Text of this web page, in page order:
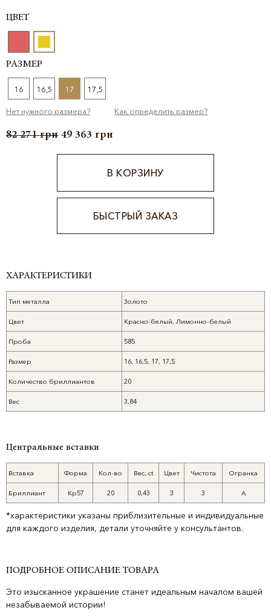
ЦВЕТ
РАЗМЕР
16 16,5 17 17,5
Нет нужного размера? Как определить размер?
82 271грн 49 363 грн
В КОРЗИНУ
БЫСТРЫЙ ЗАКАЗ
ХАРАКТЕРИСТИКИ
Тип металла Золото
Цвет Красно-белый, Лимонно-белый
Проба 585
Размер 16, 16,5, 17, 17,5
Количество бриллиантов 20
Вес 3,84
Центральные вставки
Вставка Форма Кол-во Вес, ct Цвет Чистота Огранка
Бриллиант Кр57 20 0,43 3 3 А
*характеристики указаны приблизительные и индивидуальные
для каждого изделия, детали уточняйте у консультантов.
ПОДРОБНОЕ ОПИСАНИЕ ТОВАРА
Это изысканное украшение станет идеальным началом вашей
незабываемой истории!